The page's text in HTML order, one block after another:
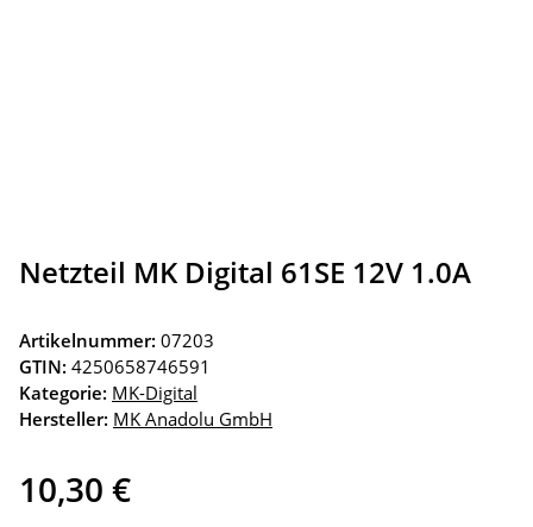
Netzteil MK Digital 61SE 12V 1.0A
Artikelnummer: 07203
GTIN: 4250658746591
Kategorie: MK-Digital
Hersteller: MK Anadolu GmbH
10,30 €